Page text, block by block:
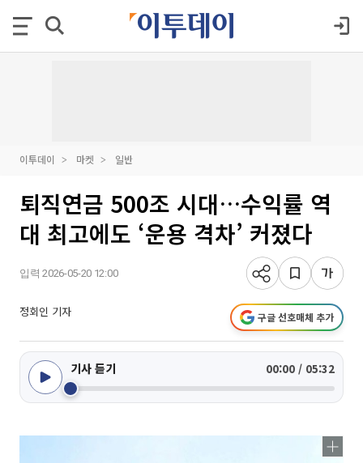
이투데이 마켓 일반
퇴직연금 500조 시대…수익률 역
대 최고에도 ‘운용 격차’ 커졌다
입력 2026-05-20 12:00
정회인 기자 구글 선호매체 추가
기사 듣기 00:00 / 05:32